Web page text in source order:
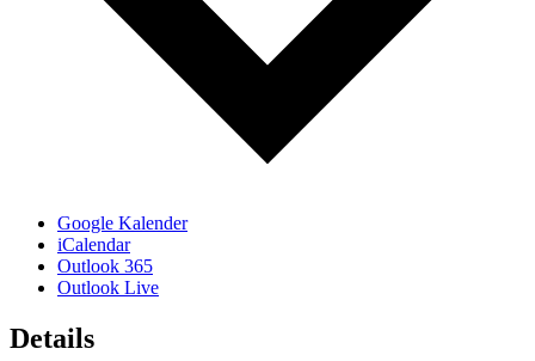
Google Kalender
iCalendar
Outlook 365
Outlook Live
Details